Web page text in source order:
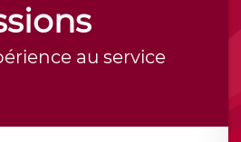
au service